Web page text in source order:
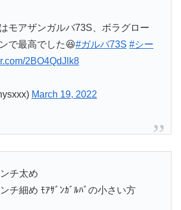
モアザンガルバ73S、ボラグロー
で最高でした😆#ガルバ73S #シー
2BO4QdJlk8
March 19, 2022
チ太め
チ細め ﾓｱｻﾞﾝｶﾞﾙﾊﾞの小さい方